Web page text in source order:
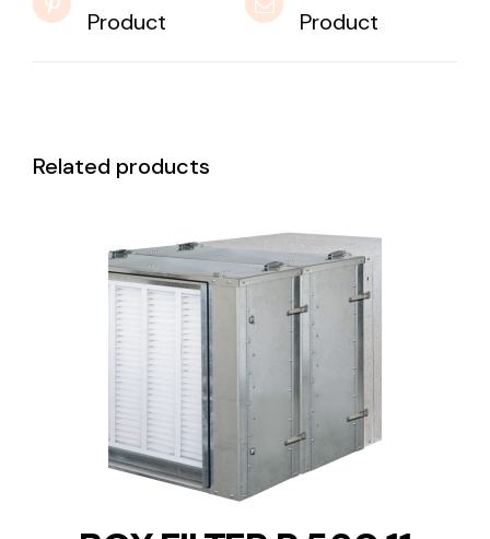
Product
Product
Related products
DETAILS